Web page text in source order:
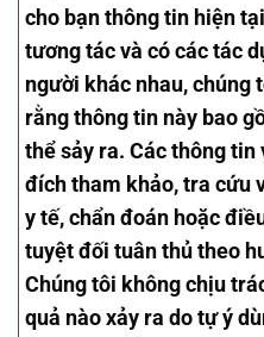
cho bạn thông tin hiện
tương tác và có các tác
người khác nhau, chúng
rằng thông tin này bao
thể sảy ra. Các thông
đích tham khảo, tra cứu
y tế, chẩn đoán hoặc
tuyệt đối tuân thủ theo
Chúng tôi không chịu
quả nào xảy ra do tự ý